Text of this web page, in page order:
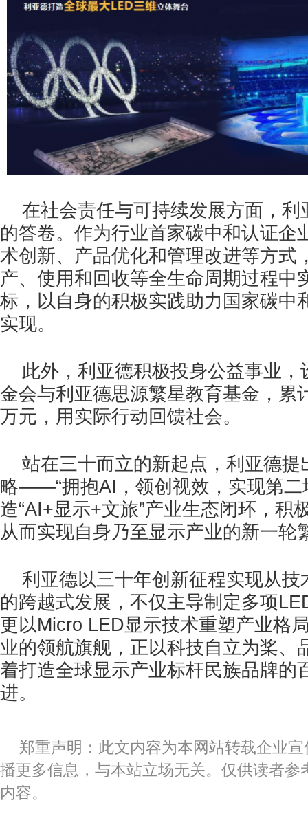
在社会责任与可持续发展方面，利
的答卷。作为行业首家碳中和认证企
术创新、产品优化和管理改进等方式
产、使用和回收等全生命周期过程中
标，以自身的积极实践助力国家碳中
实现。
此外，利亚德积极投身公益事业
金会与利亚德思源繁星教育基金，累
万元，用实际行动回馈社会。
站在三十而立的新起点，利亚德提
略——“拥抱AI，领创视效，实现第二
造“AI+显示+文旅”产业生态闭环，积
从而实现自身乃至显示产业的新一轮
利亚德以三十年创新征程实现从技
的跨越式发展，不仅主导制定多项
更以Micro LED显示技术重塑产业格
业的领航旗舰，正以科技自立为桨、
着打造全球显示产业标杆民族品牌的
进。
郑重声明：此文内容为本网站转载企业
播更多信息，与本站立场无关。仅供读者参
内容。